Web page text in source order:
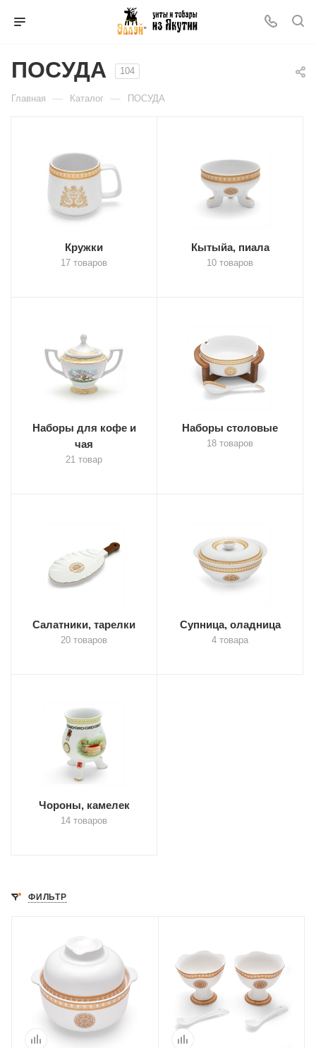
ПОСУДА 104
Главная — Каталог — ПОСУДА
Кружки
17 товаров
Кытыйа, пиала
10 товаров
Наборы для кофе и
чая
21 товар
Наборы столовые
18 товаров
Салатники, тарелки
20 товаров
Супница, оладница
4 товара
Чороны, камелек
14 товаров
ФИЛЬТР